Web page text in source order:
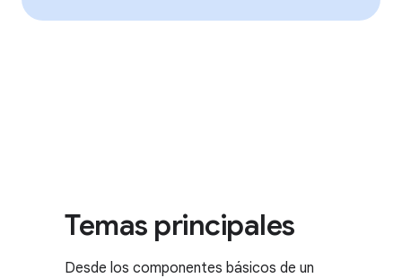
Temas principales
Desde los componentes básicos de un